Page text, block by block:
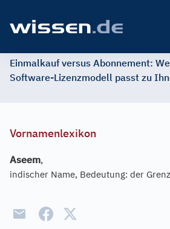
Einmalkauf versus Abonnement:
Software-Lizenzmodell passt zu
Vornamenlexikon
Aseem,
indischer Name, Bedeutung: der